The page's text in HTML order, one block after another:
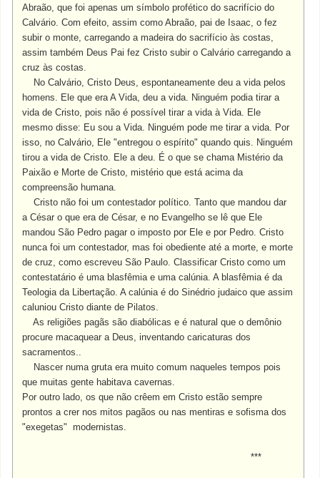
Abraão, que foi apenas um símbolo profético do sacrifício do
Calvário. Com efeito, assim como Abraão, pai de Isaac, o fez
subir o monte, carregando a madeira do sacrifício às costas,
assim também Deus Pai fez Cristo subir o Calvário carregando a
cruz às costas.
No Calvário, Cristo Deus, espontaneamente deu a vida pelos
homens. Ele que era A Vida, deu a vida. Ninguém podia tirar a
vida de Cristo, pois não é possível tirar a vida à Vida. Ele
mesmo disse: Eu sou a Vida. Ninguém pode me tirar a vida. Por
isso, no Calvário, Ele "entregou o espírito" quando quis. Ninguém
tirou a vida de Cristo. Ele a deu. É o que se chama Mistério da
Paixão e Morte de Cristo, mistério que está acima da
compreensão humana.
Cristo não foi um contestador político. Tanto que mandou dar
a César o que era de César, e no Evangelho se lê que Ele
mandou São Pedro pagar o imposto por Ele e por Pedro. Cristo
nunca foi um contestador, mas foi obediente até a morte, e morte
de cruz, como escreveu São Paulo. Classificar Cristo como um
contestatário é uma blasfêmia e uma calúnia. A blasfêmia é da
Teologia da Libertação. A calúnia é do Sinédrio judaico que assim
caluniou Cristo diante de Pilatos.
As religiões pagãs são diabólicas e é natural que o demônio
procure macaquear a Deus, inventando caricaturas dos
sacramentos..
Nascer numa gruta era muito comum naqueles tempos pois
que muitas gente habitava cavernas.
Por outro lado, os que não crêem em Cristo estão sempre
prontos a crer nos mitos pagãos ou nas mentiras e sofisma dos
"exegetas" modernistas.
***